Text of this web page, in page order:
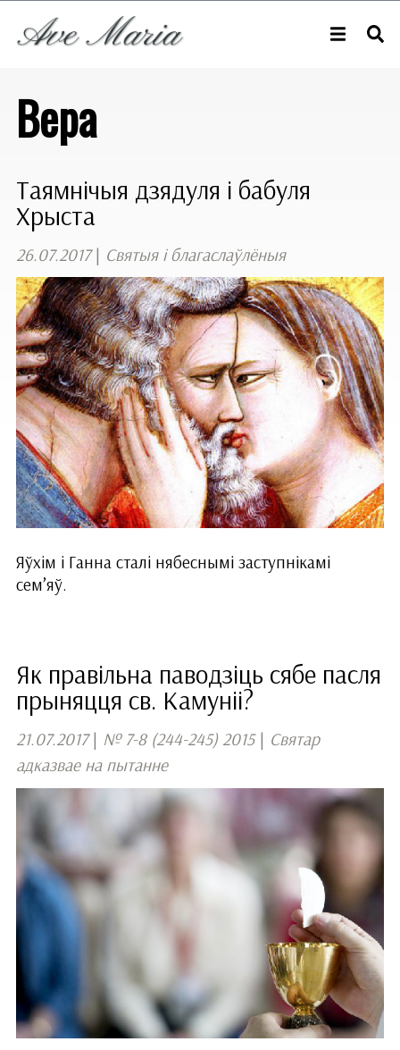
Вера
Таямнічыя дзядуля і бабуля
Хрыста
26.07.2017| Святыя і благаслаўлёныя
Яўхім і Ганна сталі нябеснымі заступнікамі
сем’яў.
Як правільна паводзіць сябе пасля
прыняцця св. Камуніі?
21.07.2017| № 7-8 (244-245) 2015 | Святар
адказвае на пытанне